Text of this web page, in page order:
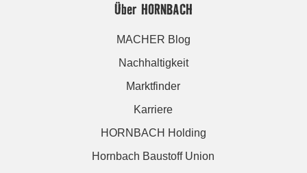
Über HORNBACH
MACHER Blog
Nachhaltigkeit
Marktfinder
Karriere
HORNBACH Holding
Hornbach Baustoff Union